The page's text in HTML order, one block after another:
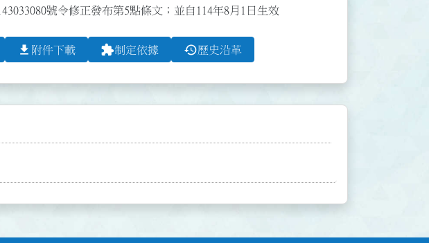
號令修正發布第5點條文；並自114年8月1日生效
file_download 附件下載 extension制定依據 history歷史沿革